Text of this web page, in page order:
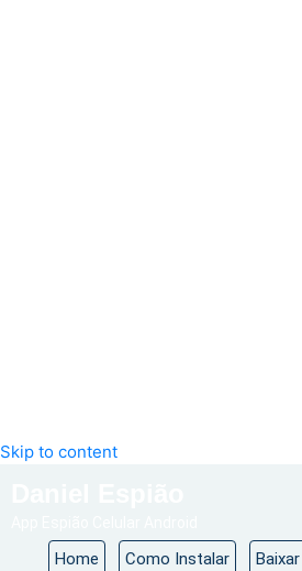
Skip to content
Home Como Instalar